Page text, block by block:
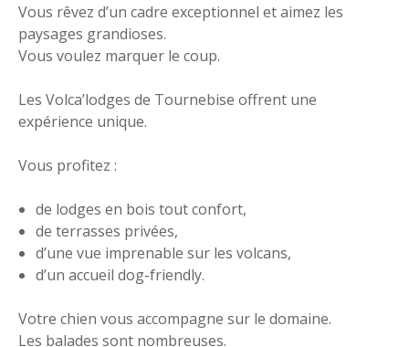
Vous rêvez d’un cadre exceptionnel et aimez les
paysages grandioses.
Vous voulez marquer le coup.
Les Volca’lodges de Tournebise offrent une
expérience unique.
Vous profitez :
de lodges en bois tout confort,
de terrasses privées,
d’une vue imprenable sur les volcans,
d’un accueil dog-friendly.
Votre chien vous accompagne sur le domaine.
Les balades sont nombreuses.